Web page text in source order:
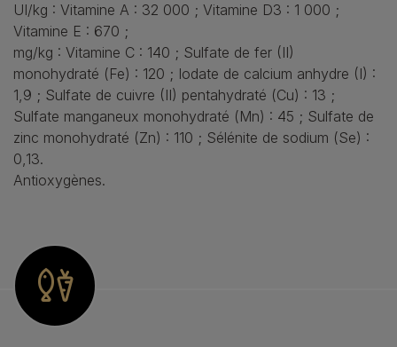
UI/kg : Vitamine A : 32 000 ; Vitamine D3 : 1 000 ;
Vitamine E : 670 ;
mg/kg : Vitamine C : 140 ; Sulfate de fer (II)
monohydraté (Fe) : 120 ; Iodate de calcium anhydre (I) :
1,9 ; Sulfate de cuivre (II) pentahydraté (Cu) : 13 ;
Sulfate manganeux monohydraté (Mn) : 45 ; Sulfate de
zinc monohydraté (Zn) : 110 ; Sélénite de sodium (Se) :
0,13.
Antioxygènes.